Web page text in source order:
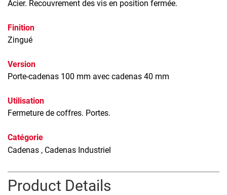
Acier. Recouvrement des vis en position fermée.
Finition
Zingué
Version
Porte-cadenas 100 mm avec cadenas 40 mm
Utilisation
Fermeture de coffres. Portes.
Catégorie
Cadenas , Cadenas Industriel
Product Details